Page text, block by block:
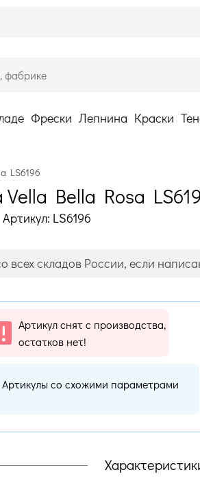
Фрески Лепнина Краски
LS6196
Bella Rosa
Артикул: LS6196
складов России, если
Артикул снят с производства,
остатков нет!
Артикулы со схожими параметрами